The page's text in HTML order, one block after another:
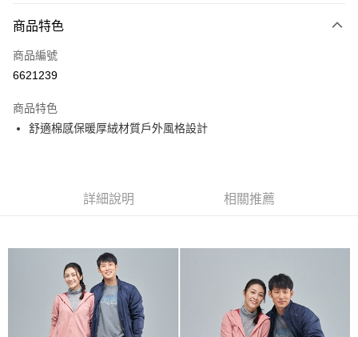
信用卡一次付款
LINE Pay
悠遊付
運送方式
每筆NT$80，滿NT$990(含以上)免運費
付款後門市自取
商品特色
商品編號
6621239
商品特色
舒適棉感保暖厚絨材質戶外風格設計
詳細說明 相關推薦